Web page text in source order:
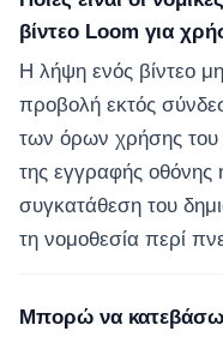
βίντεο Loom για
Η λήψη ενός βίντεο
προβολή εκτός
των όρων χρήσης
της εγγραφής οθόνης
συγκατάθεση του
τη νομοθεσία περί
Μπορώ να